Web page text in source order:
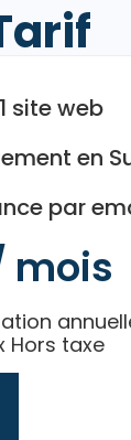
1 site web
en
par
mois
Hors taxe